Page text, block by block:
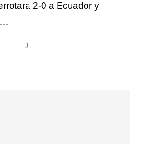
2-0 a Ecuador y
…